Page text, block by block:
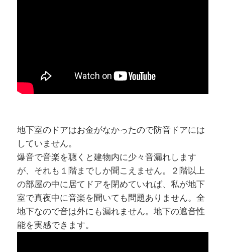
地下室のドアはお金がなかったので防音ドアには
していません。
爆音で音楽を聴くと建物内に少々音漏れします
が、それも１階までしか聞こえません。２階以上
の部屋の中に居てドアを閉めていれば、私が地下
室で真夜中に音楽を聞いても問題ありません。全
地下なので音は外にも漏れません。地下の遮音性
能を実感できます。